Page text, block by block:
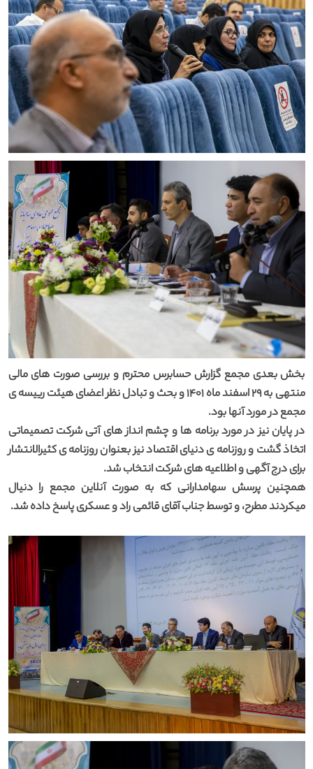
بخش بعدی مجمع گزارش حسابرس محترم و بررسی صورت های مالی
منتهی به 29 اسفند ماه 1401 و بحث و تبادل نظر اعضای هیئت رییسه ی
مجمع در مورد آنها بود.
در پایان نیز در مورد برنامه ها و چشم انداز های آتی شرکت تصمیماتی
اتخاذ گشت و روزنامه ی دنیای اقتصاد نیز بعنوان روزنامه ی کثیرالانتشار
برای درج آگهی و اطلاعیه های شرکت انتخاب شد.
همچنین پرسش سهامدارانی که به صورت آنلاین مجمع را دنیال
میکردند مطرح، و توسط جناب آقای قائمی راد و عسکری پاسخ داده شد.